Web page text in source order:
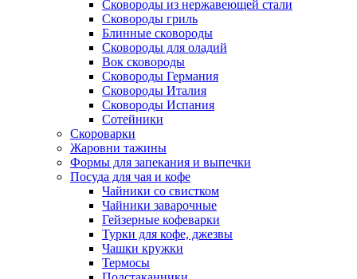
Сковороды из нержавеющей стали
Сковороды гриль
Блинные сковороды
Сковороды для оладий
Вок сковороды
Сковороды Германия
Сковороды Италия
Сковороды Испания
Сотейники
Скороварки
Жаровни тажины
Формы для запекания и выпечки
Посуда для чая и кофе
Чайники со свистком
Чайники заварочные
Гейзерные кофеварки
Турки для кофе, джезвы
Чашки кружки
Термосы